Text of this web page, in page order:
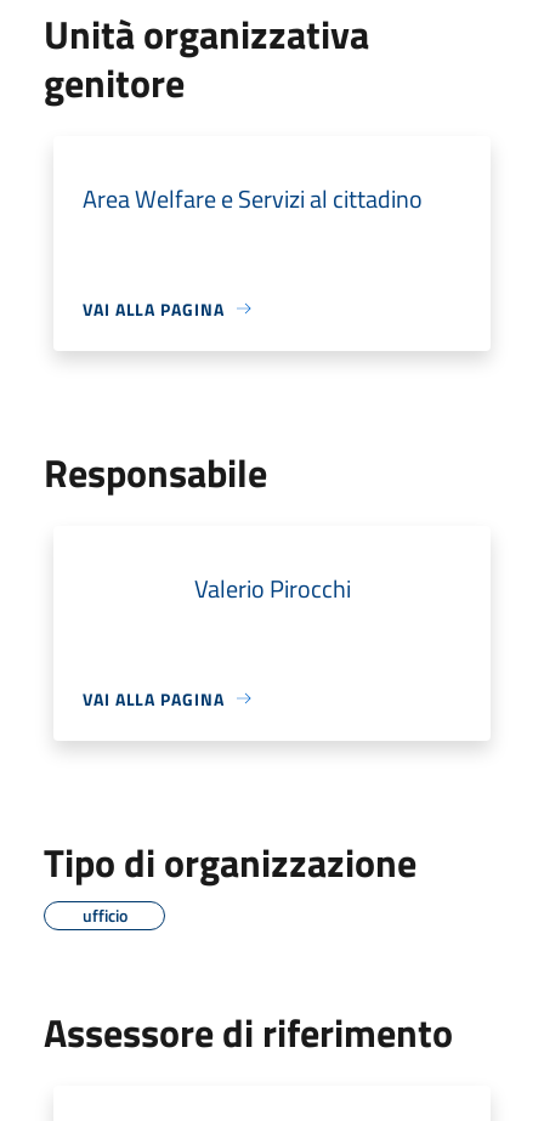
Unità organizzativa
genitore
Area Welfare e Servizi al cittadino
VAI ALLA PAGINA
Responsabile
Valerio Pirocchi
VAI ALLA PAGINA
Tipo di organizzazione
ufficio
Assessore di riferimento